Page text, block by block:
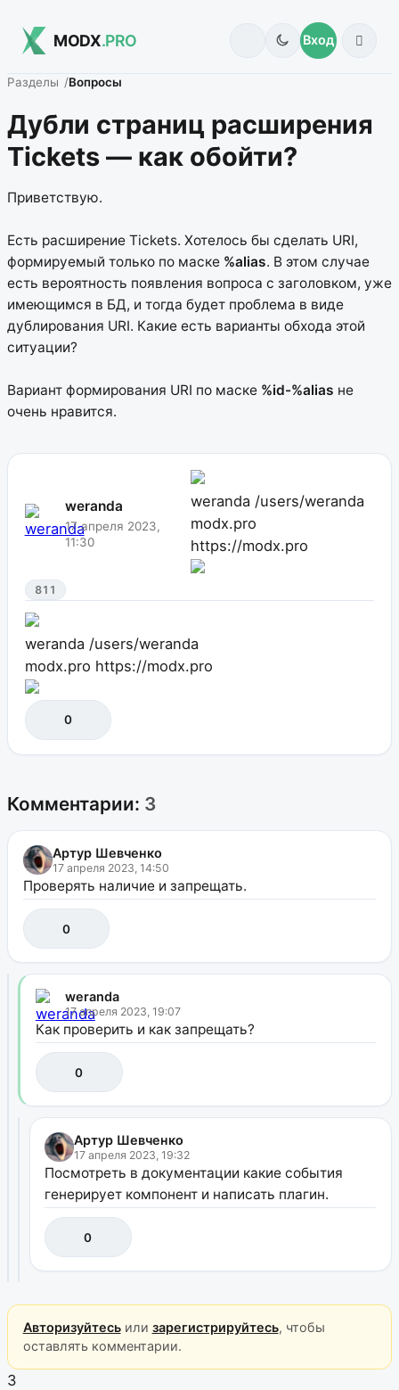
MODX.PRO Вход
Разделы Вопросы
Дубли страниц расширения
Tickets — как обойти?
Приветствую.
Есть расширение Tickets. Хотелось бы сделать URI,
формируемый только по маске %alias. В этом случае
есть вероятность появления вопроса с заголовком, уже
имеющимся в БД, и тогда будет проблема в виде
дублирования URI. Какие есть варианты обхода этой
ситуации?
Вариант формирования URI по маске %id-%alias не
очень нравится.
weranda
17 апреля 2023,
11:30
weranda /users/weranda
modx.pro
https://modx.pro
811
weranda /users/weranda
modx.pro https://modx.pro
0
Комментарии: 3
Артур Шевченко
17 апреля 2023, 14:50
Проверять наличие и запрещать.
0
weranda
17 апреля 2023, 19:07
Как проверить и как запрещать?
0
Артур Шевченко
17 апреля 2023, 19:32
Посмотреть в документации какие события
генерирует компонент и написать плагин.
0
Авторизуйтесьили зарегистрируйтесь, чтобы
оставлять комментарии.
3